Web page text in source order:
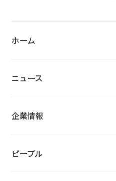
ホーム
ニュース
企業情報
ピープル